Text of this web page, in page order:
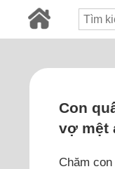
Con
vợ mệt
Chăm